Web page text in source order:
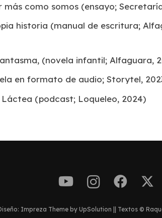
más como somos(ensayo;
historia (manual de escritura;
, (novela infantil; Alfaguara,
en formato de audio; Storytel,
Láctea (podcast; Loqueleo, 2024)
Impreza Theme by UpSolution || Textos ©